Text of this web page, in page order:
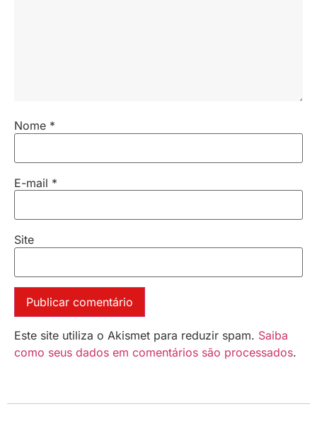
Nome *
E-mail *
Site
Este site utiliza o Akismet para reduzir spam. Saiba
como seus dados em comentários são processados.